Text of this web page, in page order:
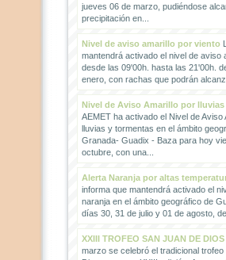
jueves 06 de marzo, pudiéndose
precipitación en...
Nivel de aviso amarillo por viento
mantendrá activado el nivel de aviso
desde las 09'00h. hasta las 21'00h.
enero, con rachas que podrán
Nivel de Aviso Amarillo por
AEMET ha activado el Nivel de Aviso
lluvias y tormentas en el ámbito
Granada- Guadix - Baza para hoy
octubre, con una...
Alerta Naranja por altas
informa que mantendrá activado el
naranja en el ámbito geográfico de
días 30, 31 de julio y 01 de agosto,
XXIII TROFEO SAN JUAN DE DIOS
marzo se celebró el tradicional trofeo